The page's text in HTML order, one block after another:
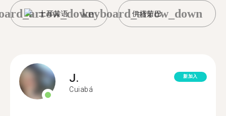
土耳其语 伊塔茹巴
keyboard_arrow_down
J.
Cuiabá
新加入